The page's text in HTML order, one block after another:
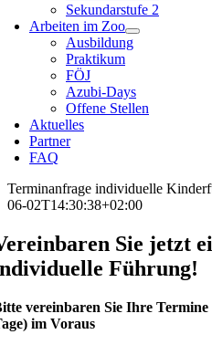
Sekundarstufe 2
Arbeiten im Zoo
Ausbildung
Praktikum
FÖJ
Azubi-Days
Offene Stellen
Aktuelles
Partner
FAQ
Terminanfrage individuelle
06-02T14:30:38+02:00
Sie jetzt
Führung!
vereinbaren Sie Ihre Termine
im Voraus